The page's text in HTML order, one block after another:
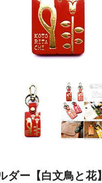
ダー【白文鳥と花】